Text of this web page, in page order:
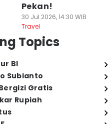
Pekan!
30 Jul 2026, 14:30 WIB
Travel
Topics
BI
Subianto
Gratis
Rupiah